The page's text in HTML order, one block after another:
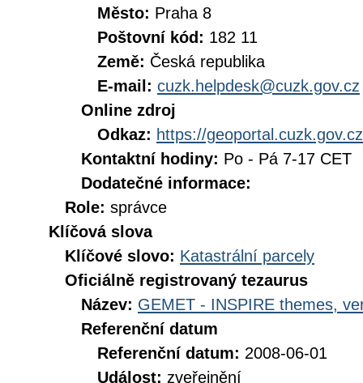
Město: Praha 8
Poštovní kód: 182 11
Země: Česká republika
E-mail: cuzk.helpdesk@cuzk.gov.cz
Online zdroj
Odkaz: https://geoportal.cuzk.gov.cz
Kontaktní hodiny: Po - Pá 7-17 CET
Dodatečné informace:
Role: správce
Klíčová slova
Klíčové slovo: Katastrální parcely
Oficiálně registrovaný tezaurus
Název: GEMET - INSPIRE themes,
Referenční datum
Referenční datum: 2008-06-01
Událost: zveřejnění